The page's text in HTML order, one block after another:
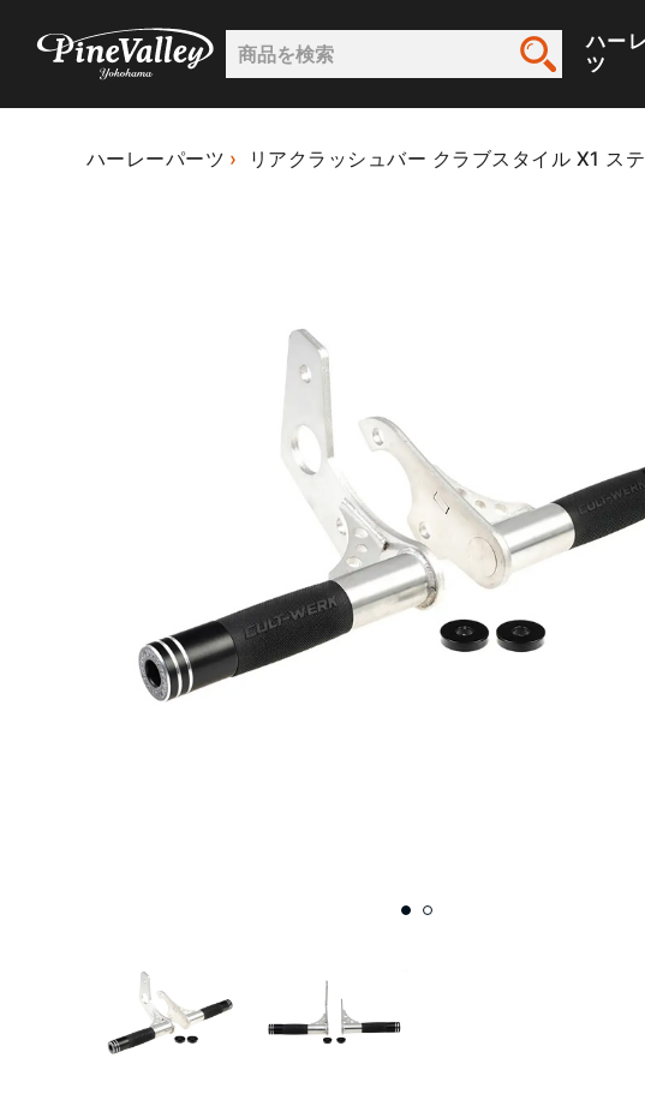
ハー
ツ
ハーレーパーツ リアクラッシュバー クラブスタイル X1 ス